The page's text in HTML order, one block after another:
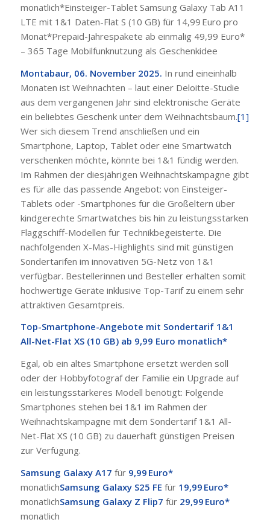
monatlich*Einsteiger-Tablet Samsung Galaxy Tab A11
LTE mit 1&1 Daten-Flat S (10 GB) für 14,99 Euro pro
Monat*Prepaid-Jahrespakete ab einmalig 49,99 Euro*
– 365 Tage Mobilfunknutzung als Geschenkidee
Montabaur, 06. November 2025. In rund eineinhalb
Monaten ist Weihnachten – laut einer Deloitte-Studie
aus dem vergangenen Jahr sind elektronische Geräte
ein beliebtes Geschenk unter dem Weihnachtsbaum.[1]
Wer sich diesem Trend anschließen und ein
Smartphone, Laptop, Tablet oder eine Smartwatch
verschenken möchte, könnte bei 1&1 fündig werden.
Im Rahmen der diesjährigen Weihnachtskampagne gibt
es für alle das passende Angebot: von Einsteiger-
Tablets oder -Smartphones für die Großeltern über
kindgerechte Smartwatches bis hin zu leistungsstarken
Flaggschiff-Modellen für Technikbegeisterte. Die
nachfolgenden X-Mas-Highlights sind mit günstigen
Sondertarifen im innovativen 5G-Netz von 1&1
verfügbar. Bestellerinnen und Besteller erhalten somit
hochwertige Geräte inklusive Top-Tarif zu einem sehr
attraktiven Gesamtpreis.
Top-Smartphone-Angebote mit Sondertarif 1&1
All-Net-Flat XS (10 GB) ab 9,99 Euro monatlich*
Egal, ob ein altes Smartphone ersetzt werden soll
oder der Hobbyfotograf der Familie ein Upgrade auf
ein leistungsstärkeres Modell benötigt: Folgende
Smartphones stehen bei 1&1 im Rahmen der
Weihnachtskampagne mit dem Sondertarif 1&1 All-
Net-Flat XS (10 GB) zu dauerhaft günstigen Preisen
zur Verfügung.
Samsung Galaxy A17 für 9,99 Euro*
monatlichSamsung Galaxy S25 FE für 19,99 Euro*
monatlichSamsung Galaxy Z Flip7 für 29,99 Euro*
monatlich